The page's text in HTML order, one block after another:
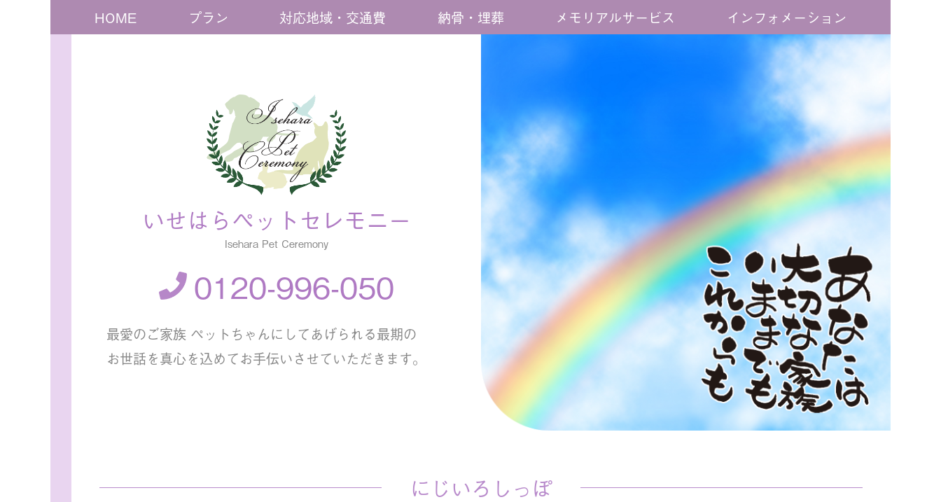
HOME プラン 対応地域・交通費 納骨・埋葬 メモリアルサービス インフォメーション
いせはらペットセレモニー
Isehara Pet Ceremony
0120-996-050
最愛のご家族 ペットちゃんにしてあげられる最期の
お世話を真心を込めてお手伝いさせていただきます。
にじいろしっぽ